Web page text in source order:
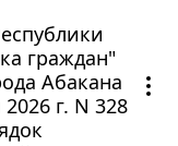
граждан"
Абакана
г. N 328